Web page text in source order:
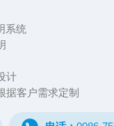
系统
计
据客户需求定制